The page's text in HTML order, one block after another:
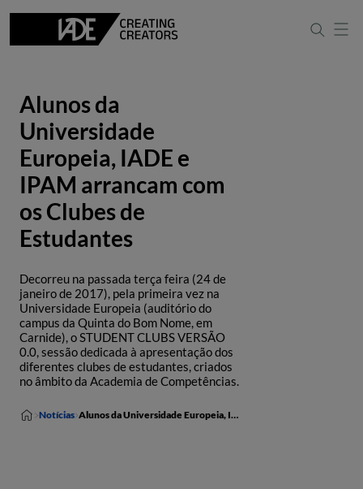
Alunos da
Universidade
Europeia, IADE e
IPAM arrancam com
os Clubes de
Estudantes
Decorreu na passada terça feira (24 de
janeiro de 2017), pela primeira vez na
Universidade Europeia (auditório do
campus da Quinta do Bom Nome, em
Carnide), o STUDENT CLUBS VERSÃO
0.0, sessão dedicada à apresentação dos
diferentes clubes de estudantes, criados
no âmbito da Academia de Competências.
Notícias Alunos da Universidade Europeia, IADE e IPAM arrancam com os Clubes de Estudantes